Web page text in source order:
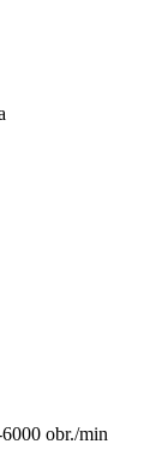
obr./min